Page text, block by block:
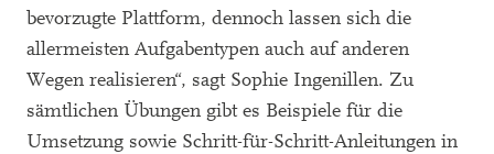
bevorzugte Plattform, dennoch lassen sich die
allermeisten Aufgabentypen auch auf anderen
Wegen realisieren“, sagt Sophie Ingenillen. Zu
sämtlichen Übungen gibt es Beispiele für die
Umsetzung sowie Schritt-für-Schritt-Anleitungen in